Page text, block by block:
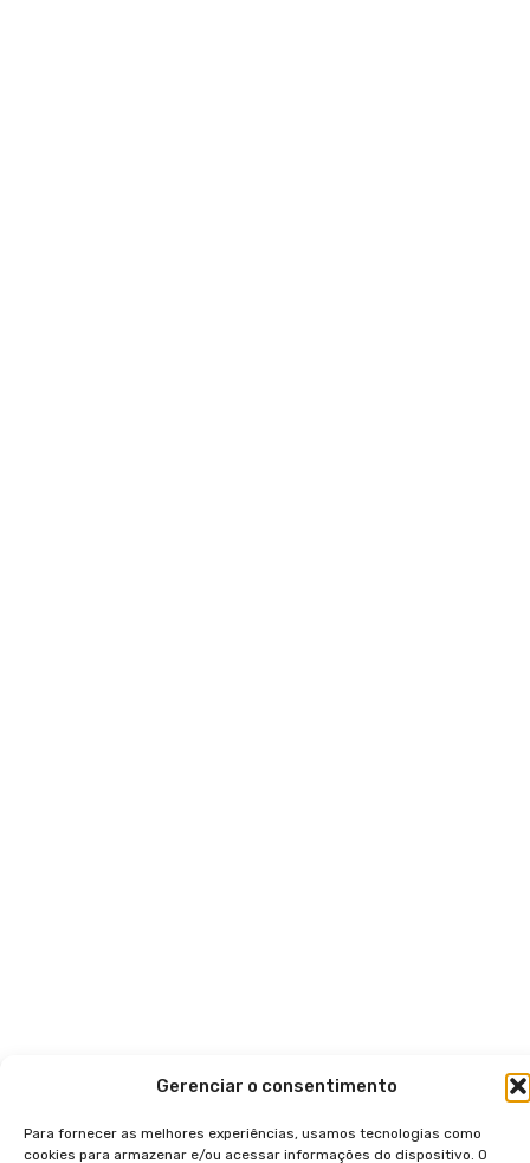
Gerenciar o consentimento
Para fornecer as melhores experiências, usamos tecnologias como
cookies para armazenar e/ou acessar informações do dispositivo. O